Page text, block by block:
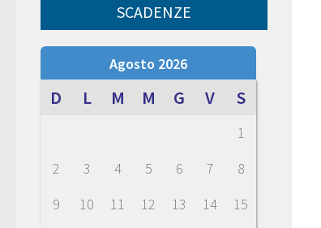
SCADENZE
Agosto 2026
D L M M G V S
1
2
3 4 5 6 7
8
9
10 11 12 13 14
15